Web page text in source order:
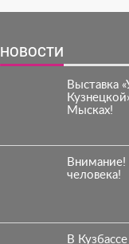
НОВОСТИ
Выставка
Мысках!
Внимание!
человека!
В